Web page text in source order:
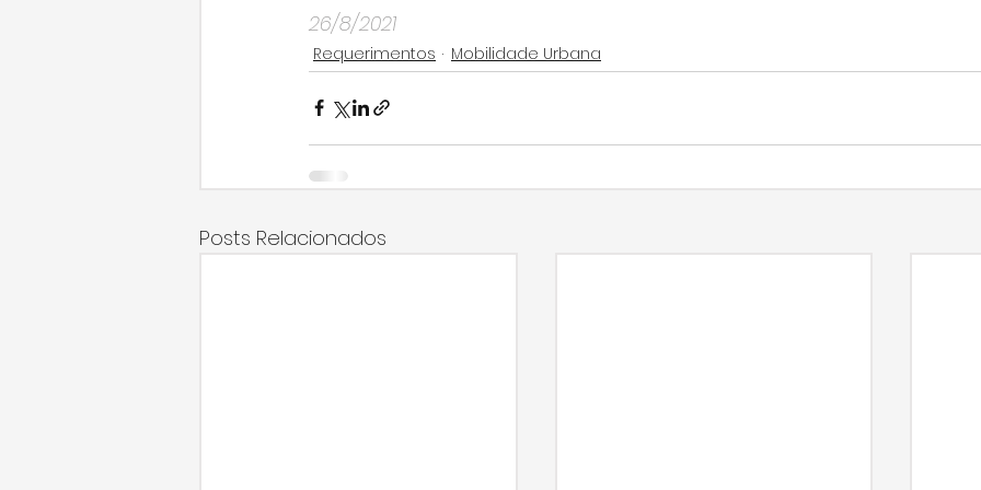
26/8/2021
Requerimentos Mobilidade Urbana
Posts Relacionados